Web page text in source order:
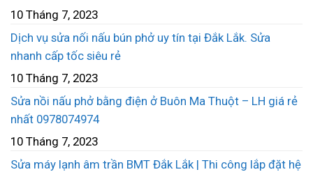
10 Tháng 7, 2023
Dịch vụ sửa nối nấu bún phở uy tín tại Đắk Lắk. Sửa
nhanh cấp tốc siêu rẻ
10 Tháng 7, 2023
Sửa nồi nấu phở bằng điện ở Buôn Ma Thuột – LH giá rẻ
nhất 0978074974
10 Tháng 7, 2023
Sửa máy lạnh âm trần BMT Đắk Lắk | Thi công lắp đặt hệ